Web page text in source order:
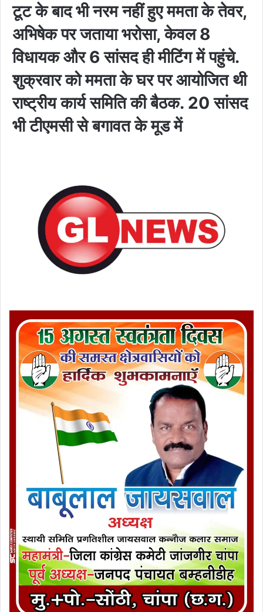
टूट के बाद भी नरम नहीं हुए ममता के तेवर,
अभिषेक पर जताया भरोसा, केवल 8
विधायक और 6 सांसद ही मीटिंग में पहुंचे.
शुक्रवार को ममता के घर पर आयोजित थी
राष्ट्रीय कार्य समिति की बैठक. 20 सांसद
भी टीएमसी से बगावत के मूड में